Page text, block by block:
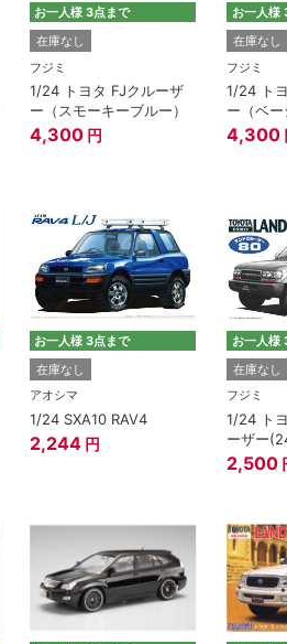
お一人様 3点まで
在庫なし
フジミ
1/24 トヨタ FJクルーザ
ー（スモーキーブルー）
4,300 円
お一人様
在庫なし
フジミ
1/24 ト
ー（ベー
4,300
お一人様 3点まで
在庫なし
アオシマ
1/24 SXA10 RAV4
2,244 円
お一人様
在庫なし
フジミ
1/24 ト
ーザー
2,500